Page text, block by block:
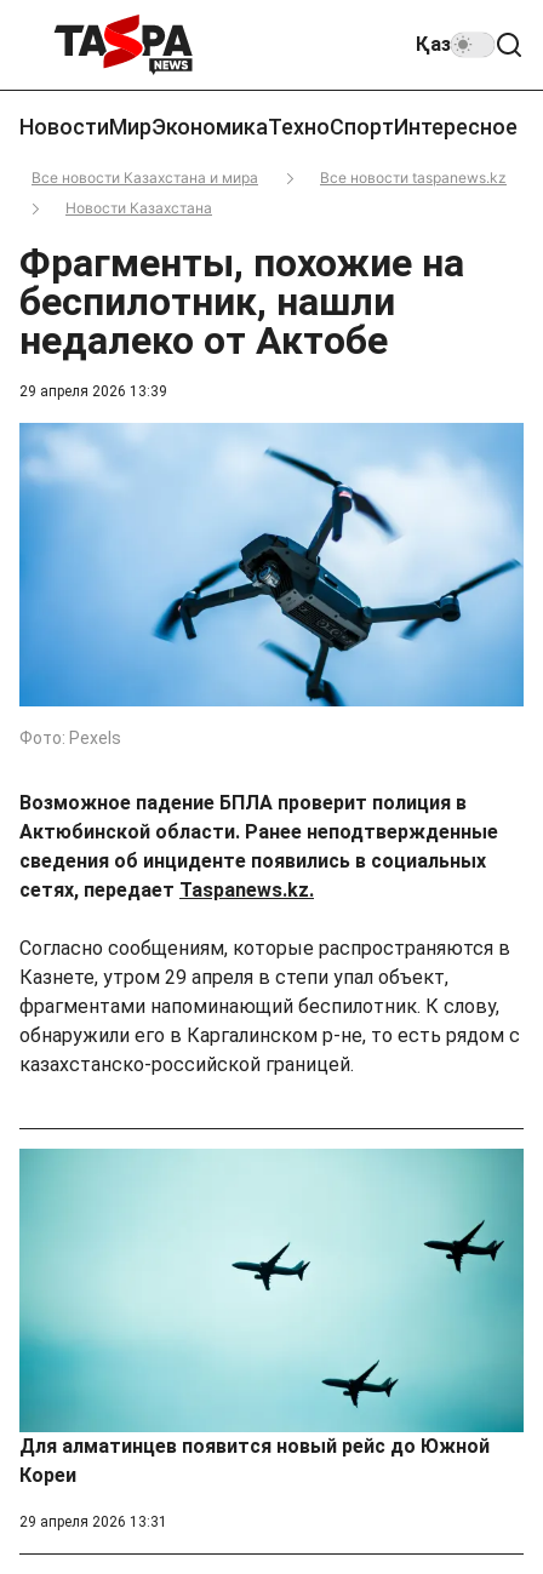
Қаз
НовостиМирЭкономикаТехноСпортИнтересное
Все новости Казахстана и мира
Все новости taspanews.kz
Новости Казахстана
29 апреля 2026 13:39
Фрагменты, похожие на
беспилотник, нашли
недалеко от Актобе
Фото: Pexels
Возможное падение БПЛА проверит полиция в
Актюбинской области. Ранее неподтвержденные
сведения об инциденте появились в социальных
сетях, передает Taspanews.kz.
Согласно сообщениям, которые распространяются в
Казнете, утром 29 апреля в степи упал объект,
фрагментами напоминающий беспилотник. К слову,
обнаружили его в Каргалинском р-не, то есть рядом с
казахстанско-российской границей.
Для алматинцев появится новый рейс до Южной
Кореи
29 апреля 2026 13:31